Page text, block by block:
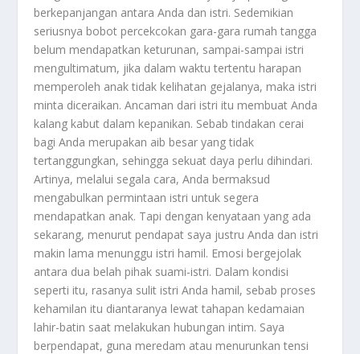
berkepanjangan antara Anda dan istri. Sedemikian
seriusnya bobot percekcokan gara-gara rumah tangga
belum mendapatkan keturunan, sampai-sampai istri
mengultimatum, jika dalam waktu tertentu harapan
memperoleh anak tidak kelihatan gejalanya, maka istri
minta diceraikan. Ancaman dari istri itu membuat Anda
kalang kabut dalam kepanikan. Sebab tindakan cerai
bagi Anda merupakan aib besar yang tidak
tertanggungkan, sehingga sekuat daya perlu dihindari.
Artinya, melalui segala cara, Anda bermaksud
mengabulkan permintaan istri untuk segera
mendapatkan anak. Tapi dengan kenyataan yang ada
sekarang, menurut pendapat saya justru Anda dan istri
makin lama menunggu istri hamil. Emosi bergejolak
antara dua belah pihak suami-istri. Dalam kondisi
seperti itu, rasanya sulit istri Anda hamil, sebab proses
kehamilan itu diantaranya lewat tahapan kedamaian
lahir-batin saat melakukan hubungan intim. Saya
berpendapat, guna meredam atau menurunkan tensi